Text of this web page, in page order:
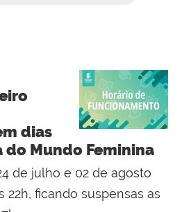
dias
do Mundo Feminina
de julho e 02 de agosto
22h, ficando suspensas as